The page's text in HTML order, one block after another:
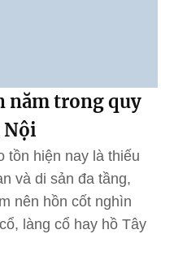
năm trong quy
Nội
tồn hiện nay là thiếu
và di sản đa tầng,
nên hồn cốt nghìn
làng cổ hay hồ Tây